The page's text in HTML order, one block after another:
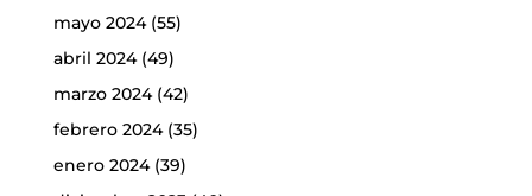
mayo 2024(55)
abril 2024(49)
marzo 2024(42)
febrero 2024(35)
enero 2024(39)